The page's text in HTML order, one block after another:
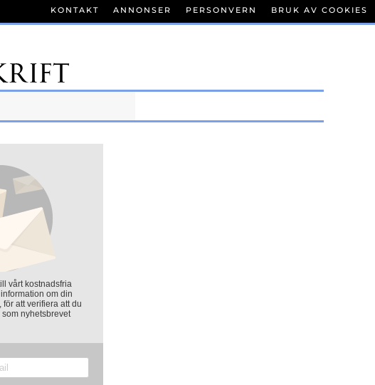
KONTAKT ANNONSER PERSONVERN BRUK AV COOKIES
vårt kostnadsfria
om din
att verifiera att du
nyhetsbrevet